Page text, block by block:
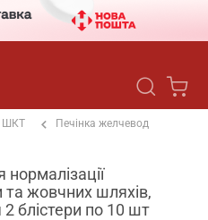
ШКТ Печінка желчевод
та жовчних шляхів,
блістери по 10 шт